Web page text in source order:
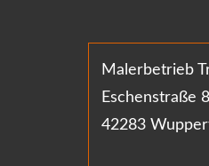
Malerbetrieb
Eschenstraße
42283